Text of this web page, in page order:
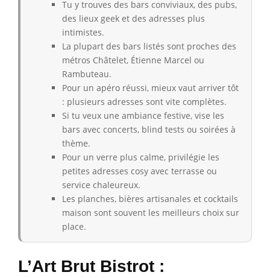
Tu y trouves des bars conviviaux, des pubs,
des lieux geek et des adresses plus
intimistes.
La plupart des bars listés sont proches des
métros Châtelet, Étienne Marcel ou
Rambuteau.
Pour un apéro réussi, mieux vaut arriver tôt
: plusieurs adresses sont vite complètes.
Si tu veux une ambiance festive, vise les
bars avec concerts, blind tests ou soirées à
thème.
Pour un verre plus calme, privilégie les
petites adresses cosy avec terrasse ou
service chaleureux.
Les planches, bières artisanales et cocktails
maison sont souvent les meilleurs choix sur
place.
L’Art Brut Bistrot :